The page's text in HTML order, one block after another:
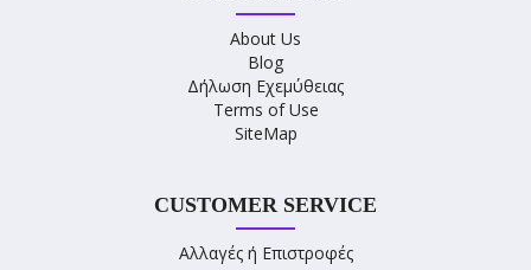
About Us
Blog
Δήλωση Εχεμύθειας
Terms of Use
SiteMap
CUSTOMER SERVICE
Αλλαγές ή Επιστροφές